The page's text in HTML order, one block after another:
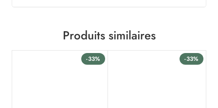
Produits similaires
-33% -33%